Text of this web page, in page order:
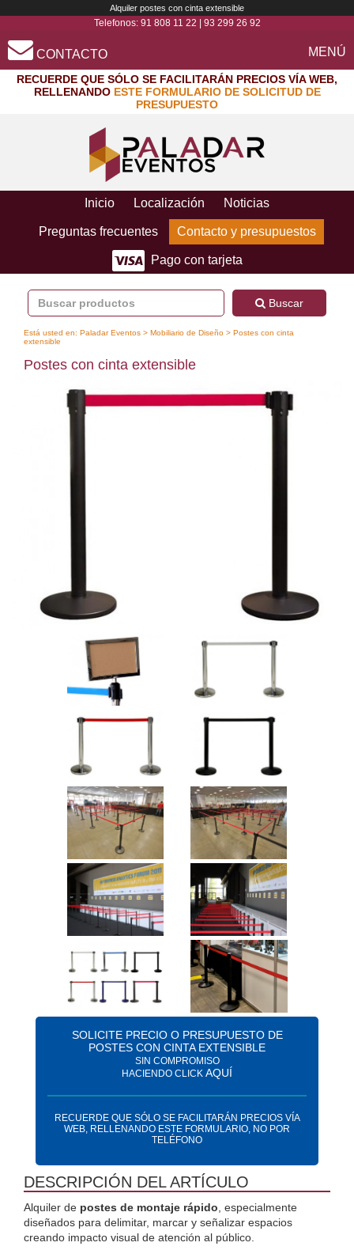
Alquiler postes con cinta extensible
Telefonos: 91 808 11 22 93 299 26 92
CONTACTO MENÚ
RECUERDE QUE SÓLO SE FACILITARÁN PRECIOS VÍA WEB,
RELLENANDO ESTE FORMULARIO DE SOLICITUD DE
PRESUPUESTO
Inicio Localización Noticias
Preguntas frecuentes Contacto y presupuestos
Pago con tarjeta
Buscar
Está usted en: Paladar Eventos > Mobiliario de Diseño > Postes con cinta
extensible
Postes con cinta extensible
SOLICITE PRECIO O PRESUPUESTO DE
POSTES CON CINTA EXTENSIBLE
SIN COMPROMISO
HACIENDO CLICK AQUÍ
RECUERDE QUE SÓLO SE FACILITARÁN PRECIOS VÍA
WEB, RELLENANDO ESTE FORMULARIO, NO POR
TELÉFONO
DESCRIPCIÓN DEL ARTÍCULO
Alquiler de postes de montaje rápido , especialmente
diseñados para delimitar, marcar y señalizar espacios
creando impacto visual de atención al público.